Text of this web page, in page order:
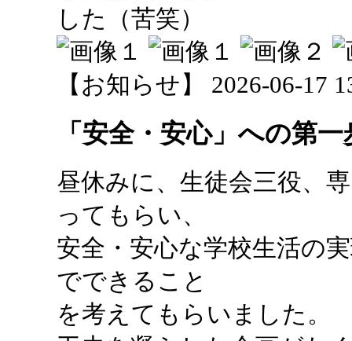
した（苦笑）
【お知らせ】 2026-06-17
「安全・安心」への第一
昼休みに、生徒会三役、
ってもらい、
安全・安心な学校生活の
でできること
を考えてもらいました。